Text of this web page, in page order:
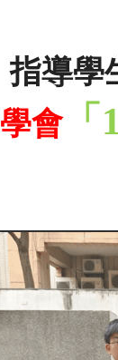
指導學
學會「